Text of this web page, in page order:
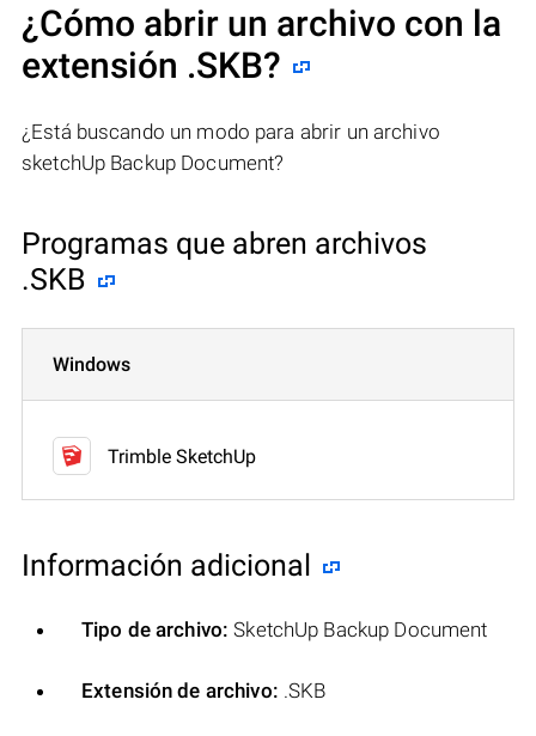
¿Cómo abrir un archivo con la
extensión .SKB?
¿Está buscando un modo para abrir un archivo
sketchUp Backup Document?
Programas que abren archivos
.SKB
Windows
Trimble SketchUp
Información adicional
Tipo de archivo: SketchUp Backup Document
Extensión de archivo: .SKB